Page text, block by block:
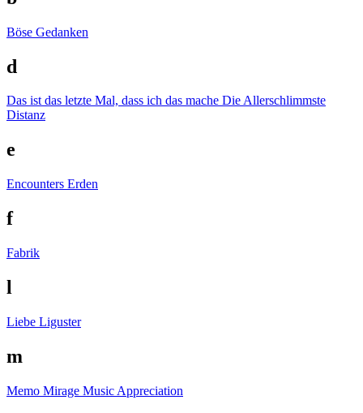
Böse Gedanken
d
Das ist das letzte Mal, dass ich das mache Die Allerschlimmste
Distanz
e
Encounters Erden
f
Fabrik
l
Liebe Liguster
m
Memo Mirage Music Appreciation